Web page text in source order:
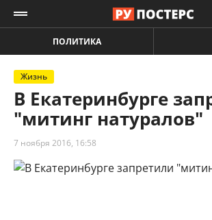
ПОЛИТИКА
Жизнь
В Екатеринбурге
"митинг натуралов"
7 ноября 2016, 16:58